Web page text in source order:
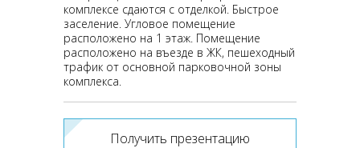
комплексе сдаются с отделкой. Быстрое
заселение. Угловое помещение
расположено на 1 этаж. Помещение
расположено на въезде в ЖК, пешеходный
трафик от основной парковочной зоны
комплекса.
Получить презентацию